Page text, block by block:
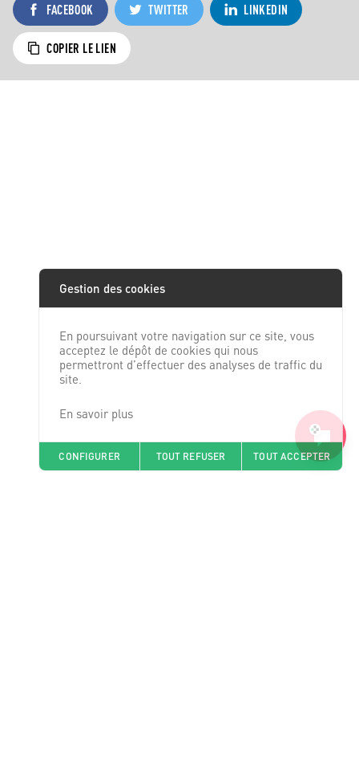
FACEBOOK TWITTER LINKEDIN
COPIER LE LIEN
Gestion des cookies
En poursuivant votre navigation sur ce site, vous
acceptez le dépôt de cookies qui nous
permettront d’effectuer des analyses de traffic du
site.
En savoir plus
CONFIGURER TOUT REFUSER TOUT ACCEPTER